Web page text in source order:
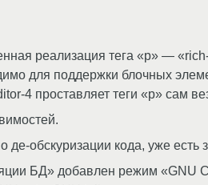
реализация тега «p» —
для поддержки блочных
4 проставляет теги «p» сам
де-обскуризации кода, уже есть
БД» добавлен режим «GNU